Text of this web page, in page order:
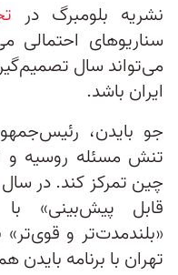
نشریه بلومبرگ در
سناریوهای احتمالی
می‌تواند سال
ایران باشد.
جو بایدن،
تنش مسئله روسیه و
قابل پیش‌بینی»
«بلندمدت‌تر و قوی‌تر»
تهران با برنامه بایدن